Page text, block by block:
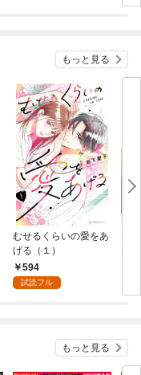
もっと見る
むせるくらいの愛をあ
げる（１）
594
試読フル
素
は
もっと見る